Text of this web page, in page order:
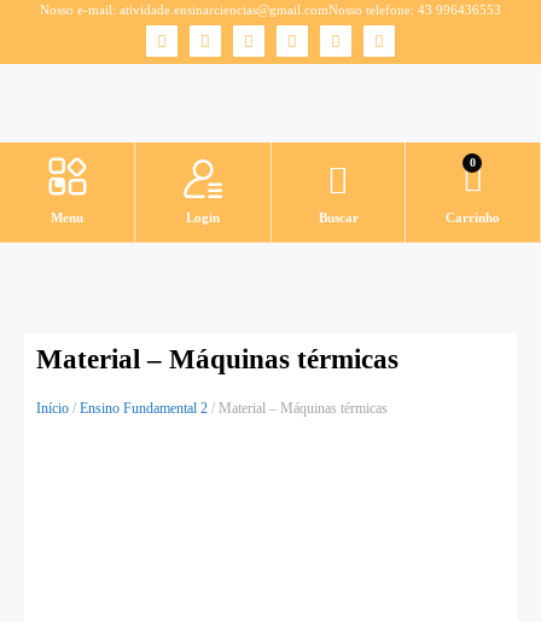
Nosso e-mail: atividade.ensinarciencias@gmail.comNosso telefone: 43 996436553
Menu Login Buscar
0
Carrinho
Material – Máquinas térmicas
Início / Ensino Fundamental 2 / Material – Máquinas térmicas